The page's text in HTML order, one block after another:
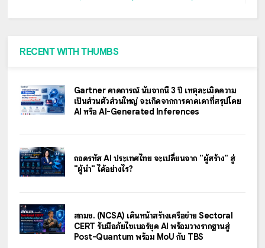
RECENT WITH THUMBS
Gartner คาดการณ์ นับจากนี้ 3 ปี เหตุละเมิดความ
เป็นส่วนตัวส่วนใหญ่ จะเกิดจากการคาดเดาที่สรุปโดย
AI หรือ AI-Generated Inferences
ถอดรหัส AI ประเทศไทย จะเปลี่ยนจาก "ผู้สร้าง" สู่
"ผู้นำ" ได้อย่างไร?
สกมช. (NCSA) เดินหน้าสร้างเครือข่าย Sectoral
CERT รับมือภัยไซเบอร์ยุค AI พร้อมวางรากฐานสู่
Post-Quantum พร้อม MoU กับ TBS